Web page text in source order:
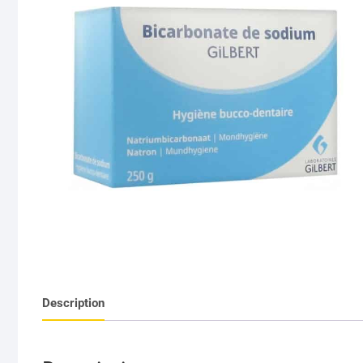
Description